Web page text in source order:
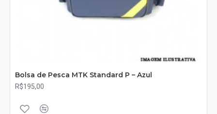
Bolsa de Pesca MTK Standard P – Azul
R$195,00